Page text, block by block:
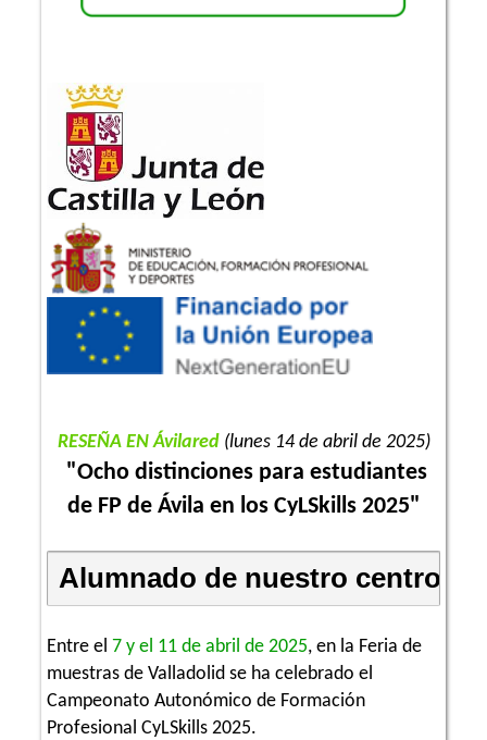
RESEÑA EN Ávilared (lunes 14 de abril de 2025)
"Ocho distinciones para estudiantes
de FP de Ávila en los CyLSkills 2025"
Alumnado de nuestro centro
Entre el 7 y el 11 de abril de 2025, en la Feria de
muestras de Valladolid se ha celebrado el
Campeonato Autonómico de Formación
Profesional CyLSkills 2025.